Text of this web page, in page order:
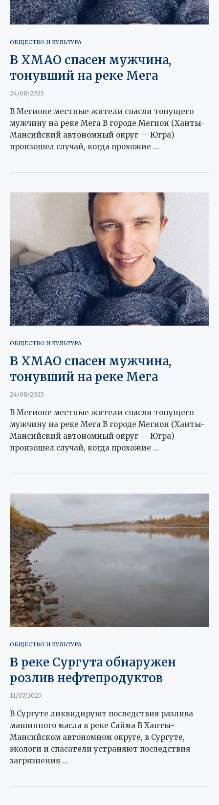
ОБЩЕСТВО И КУЛЬТУРА
В ХМАО спасен мужчина,
тонувший на реке Мега
24/08/2025
В Мегионе местные жители спасли тонущего
мужчину на реке Мега В городе Мегион (Ханты-
Мансийский автономный округ — Югра)
произошел случай, когда прохожие …
ОБЩЕСТВО И КУЛЬТУРА
В ХМАО спасен мужчина,
тонувший на реке Мега
24/08/2025
В Мегионе местные жители спасли тонущего
мужчину на реке Мега В городе Мегион (Ханты-
Мансийский автономный округ — Югра)
произошел случай, когда прохожие …
ОБЩЕСТВО И КУЛЬТУРА
В реке Сургута обнаружен
розлив нефтепродуктов
11/07/2025
В Сургуте ликвидируют последствия разлива
машинного масла в реке Сайма В Ханты-
Мансийском автономном округе, в Сургуте,
экологи и спасатели устраняют последствия
загрязнения …